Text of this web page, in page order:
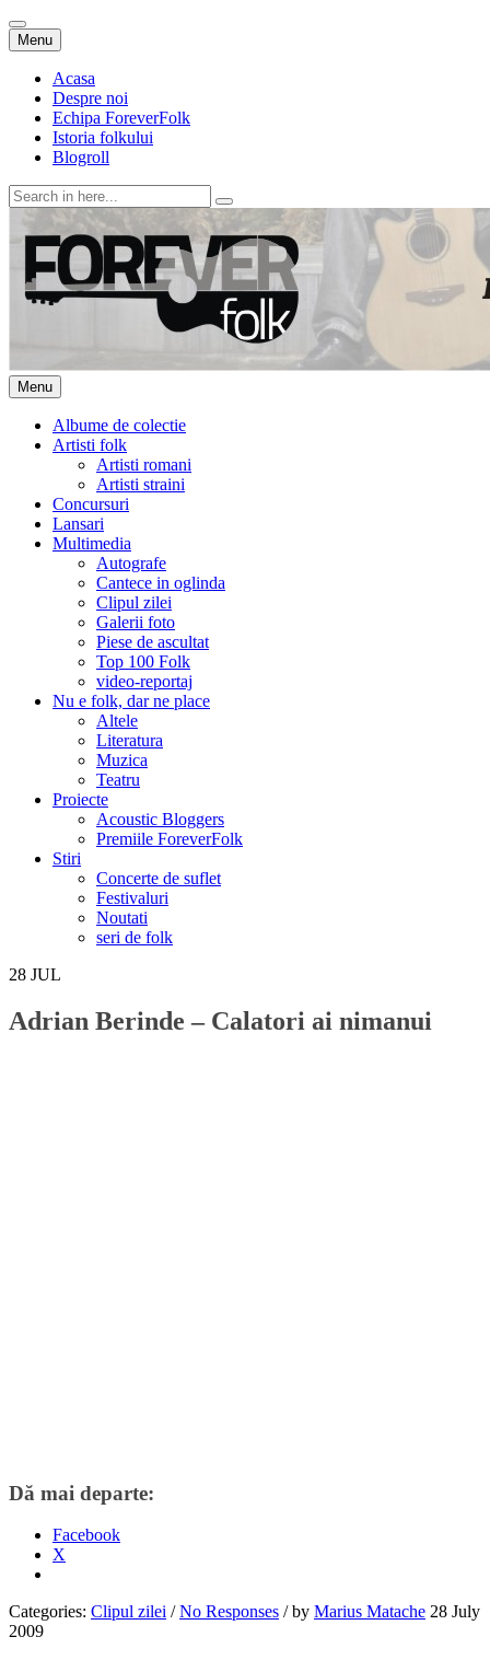
Menu Skip
to
content
Acasa
Despre noi
Echipa ForeverFolk
Istoria folkului
Blogroll
Search
for:
ForeverFolk
Muzica sufletului tau
Menu Skip
to
content
Albume de colectie
Artisti folk
Artisti romani
Artisti straini
Concursuri
Lansari
Multimedia
Autografe
Cantece in oglinda
Clipul zilei
Galerii foto
Piese de ascultat
Top 100 Folk
video-reportaj
Nu e folk, dar ne place
Altele
Literatura
Muzica
Teatru
Proiecte
Acoustic Bloggers
Premiile ForeverFolk
Stiri
Concerte de suflet
Festivaluri
Noutati
seri de folk
28 JUL
Adrian Berinde – Calatori ai nimanui
Dă mai departe:
Facebook
X
Categories: Clipul zilei / No Responses /by Marius Matache 28 July
2009